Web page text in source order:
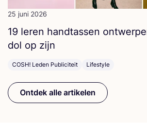
25 juni 2026
19 leren hand­tas­sen
dol op zijn
COSH! Leden Publiciteit Lifestyle
Ontdek alle artikelen